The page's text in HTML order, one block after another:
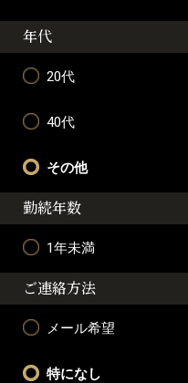
年代
20代
40代
その他
勤続年数
1年未満
ご連絡方法
メール希望
特になし